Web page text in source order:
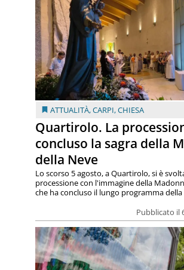
ATTUALITÀ,CARPI,CHIESA
Quartirolo. La
concluso la sagra della
della Neve
Pubblicato il
Lo scorso 5 agosto, a Quartirolo, si è
processione con l'immagine della
che ha concluso il lungo programma della